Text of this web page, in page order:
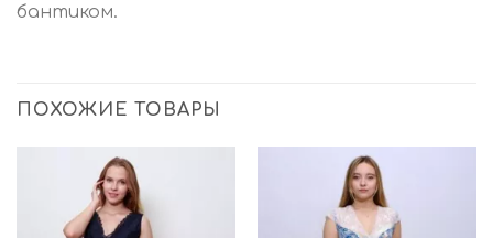
бантиком.
ПОХОЖИЕ ТОВАРЫ